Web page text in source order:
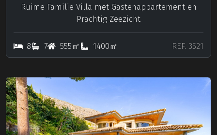
Ruime Familie Villa met Gastenappartement en
Prachtig Zeezicht
8 7 555㎡ 1400㎡ REF. 3521